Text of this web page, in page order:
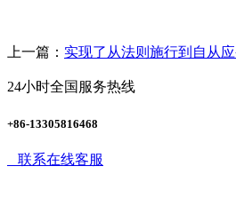
上一篇： 实现了从法则施行到自从
24小时全国服务热线
+86-13305816468
联系在线客服